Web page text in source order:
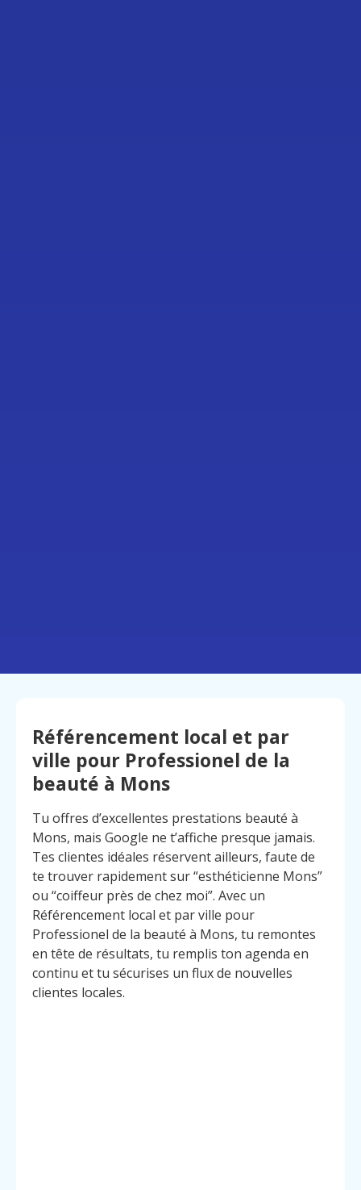
Référencement local et par
ville pour Professionel de la
beauté à Mons
Tu offres d’excellentes prestations beauté à
Mons, mais Google ne t’affiche presque jamais.
Tes clientes idéales réservent ailleurs, faute de
te trouver rapidement sur “esthéticienne Mons”
ou “coiffeur près de chez moi”. Avec un
Référencement local et par ville pour
Professionel de la beauté à Mons, tu remontes
en tête de résultats, tu remplis ton agenda en
continu et tu sécurises un flux de nouvelles
clientes locales.